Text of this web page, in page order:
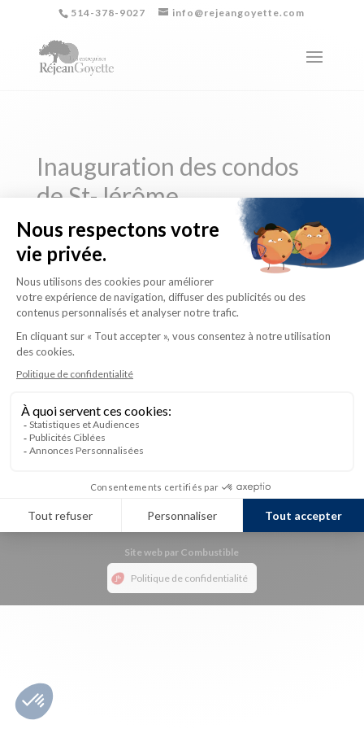
514-378-9027 info@rejeangoyette.com
Inauguration des condos
de St-Jérôme
byLisa-Marie Gibeault|Nov 20, 2014 Blogue
Site web par Combustible
Politique de confidentialité
Axeptio consent